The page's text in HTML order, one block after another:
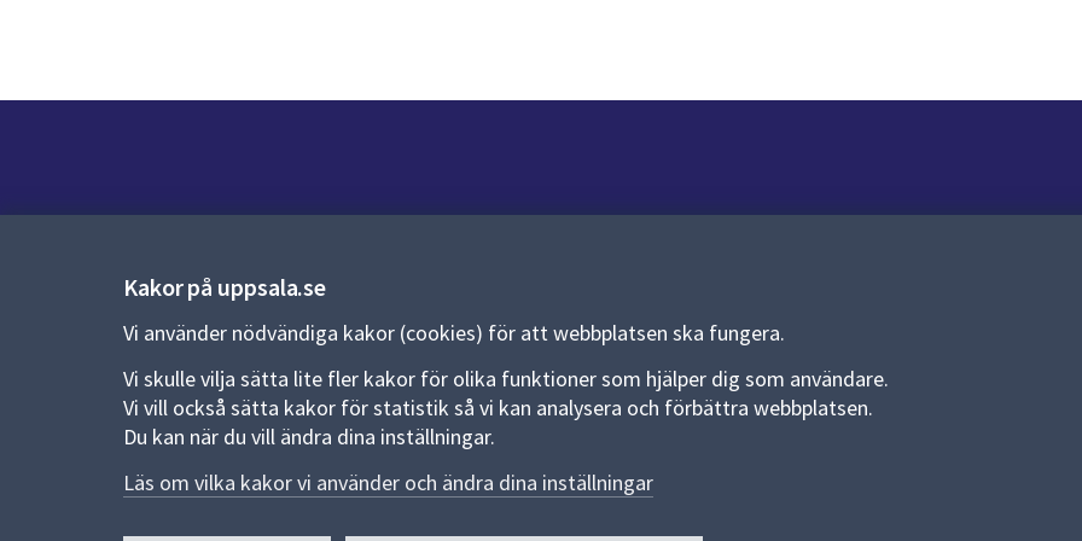
Kakor på uppsala.se
Vi använder nödvändiga kakor (cookies) för att webbplatsen ska fungera.
Vi skulle vilja sätta lite fler kakor för olika funktioner som hjälper dig som användare.
Vi vill också sätta kakor för statistik så vi kan analysera och förbättra webbplatsen.
Du kan när du vill ändra dina inställningar.
Läs om vilka kakor vi använder och ändra dina inställningar
Kontaktcenter:018-727 00 00
E-post:uppsala.kommun@uppsala.se
Fler kontaktvägar
Pressrum
Nyheter och pressmeddelanden
Allmänna handlingar och diarium
Behandling av personuppgifter
Kakor
Språk (other languages)